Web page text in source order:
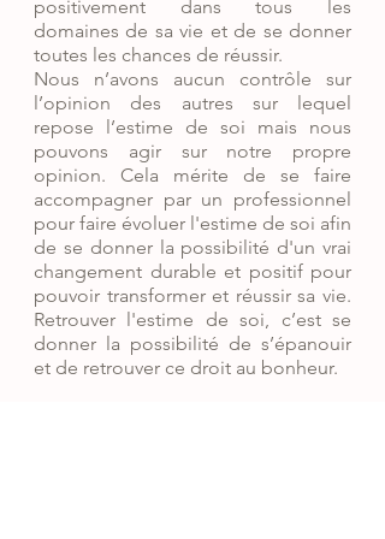
positivement dans tous les
domaines de sa vie et de se donner
toutes les chances de réussir.
Nous n’avons aucun contrôle sur
l’opinion des autres sur lequel
repose l’estime de soi mais nous
pouvons agir sur notre propre
opinion. Cela mérite de se faire
accompagner par un professionnel
pour faire évoluer l'estime de soi afin
de se donner la possibilité d'un vrai
changement durable et positif pour
pouvoir transformer et réussir sa vie.
Retrouver l'estime de soi, c’est se
donner la possibilité de s’épanouir
et de retrouver ce droit au bonheur.